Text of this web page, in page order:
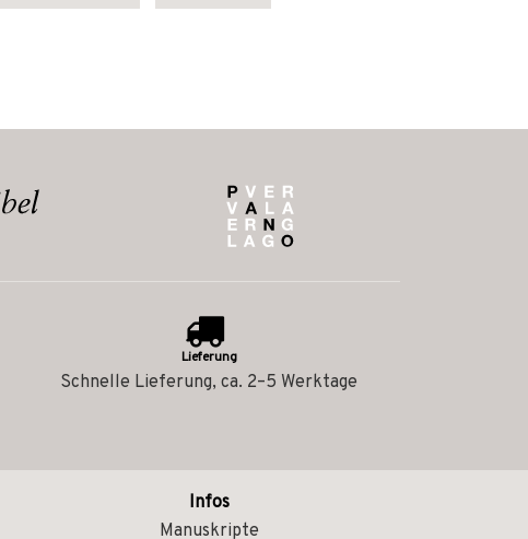
Lieferung
Schnelle Lieferung, ca. 2–5 Werktage
Infos
Manuskripte